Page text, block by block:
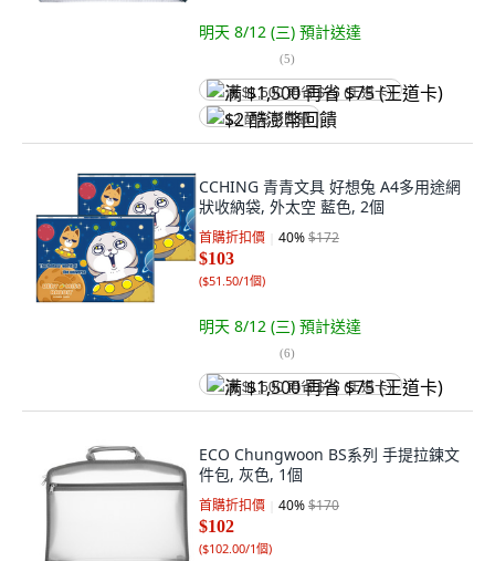
明天 8/12 (三) 預計送達
(5)
满 $1,500 再省 $75 (王道卡)
$2 酷澎幣回饋
CCHING 青青文具 好想兔 A4多用途網
狀收納袋, 外太空 藍色, 2個
首購折扣價 40%$172
$103
($51.50/1個)
明天 8/12 (三) 預計送達
(6)
满 $1,500 再省 $75 (王道卡)
ECO Chungwoon BS系列 手提拉鍊文
件包, 灰色, 1個
首購折扣價 40%$170
$102
($102.00/1個)